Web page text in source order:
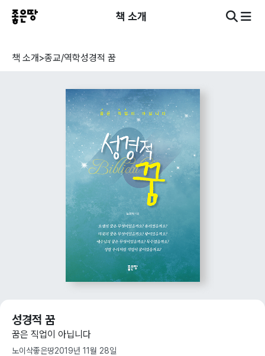
책 소개
책 소개>종교/역학성경적 꿈
성경적 꿈
꿈은 직업이 아닙니다
노이삭좋은땅2019년 11월 28일